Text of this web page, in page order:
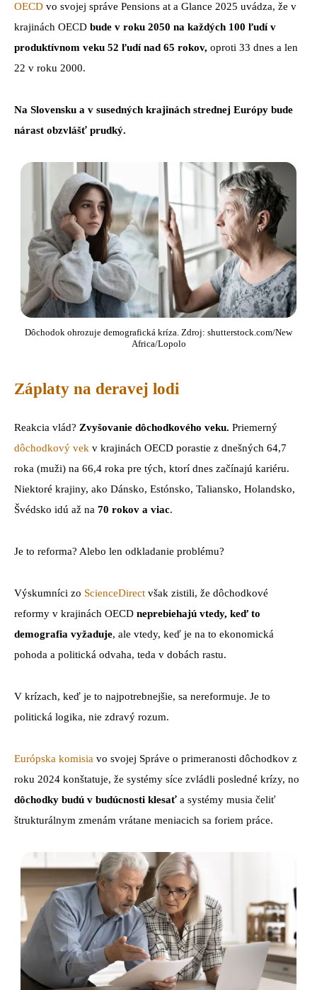
OECD vo svojej správe Pensions at a Glance 2025 uvádza, že v
krajinách OECD bude v roku 2050 na každých 100 ľudí v
produktívnom veku 52 ľudí nad 65 rokov, oproti 33 dnes a len
22 v roku 2000.
Na Slovensku a v susedných krajinách strednej Európy bude
nárast obzvlášť prudký.
Dôchodok ohrozuje demografická kríza. Zdroj: shutterstock.com/New
Africa/Lopolo
Záplaty na deravej lodi
Reakcia vlád? Zvyšovanie dôchodkového veku. Priemerný
dôchodkový vek v krajinách OECD porastie z dnešných 64,7
roka (muži) na 66,4 roka pre tých, ktorí dnes začínajú kariéru.
Niektoré krajiny, ako Dánsko, Estónsko, Taliansko, Holandsko,
Švédsko idú až na 70 rokov a viac.
Je to reforma? Alebo len odkladanie problému?
Výskumníci zo ScienceDirect však zistili, že dôchodkové
reformy v krajinách OECD neprebiehajú vtedy, keď to
demografia vyžaduje, ale vtedy, keď je na to ekonomická
pohoda a politická odvaha, teda v dobách rastu.
V krízach, keď je to najpotrebnejšie, sa nereformuje. Je to
politická logika, nie zdravý rozum.
Európska komisia vo svojej Správe o primeranosti dôchodkov z
roku 2024 konštatuje, že systémy síce zvládli posledné krízy, no
dôchodky budú v budúcnosti klesať a systémy musia čeliť
štrukturálnym zmenám vrátane meniacich sa foriem práce.